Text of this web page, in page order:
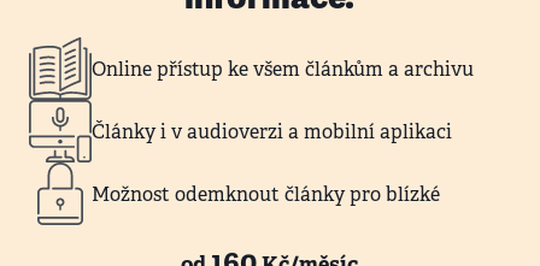
Online přístup ke všem článkům a archivu
Články i v audioverzi a mobilní aplikaci
Možnost odemknout články pro blízké